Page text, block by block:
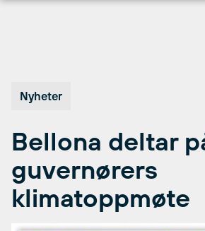
Nyheter
Bellona deltar
guvernørers
klimatoppmøte